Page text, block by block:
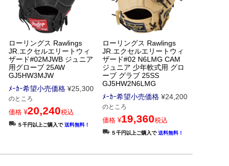
ローリングス Rawlings
JR.エクセルエリートウィ
ザード#02MJWB ジュニア
用グローブ 25AW
GJ5HW3MJW
ﾒｰｶｰ希望小売価格 ¥25,300
のところ
価格 ¥20,240税込
５千円以上ご購入で送料無料！
ローリングス Rawlings
JR.エクセルエリートウィ
ザード#02 N6LMG CAM
ジュニア 少年軟式用 グロ
ーブ グラブ 25SS
GJ5HW2N6LMG
ﾒｰｶｰ希望小売価格 ¥24,200
のところ
価格 ¥19,360税込
５千円以上ご購入で送料無料！